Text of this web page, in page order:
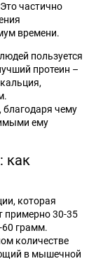
частично
времени.
пользуется
протеин –
благодаря чему
ему
как
которая
примерно 30-35
60 грамм.
количестве
в мышечной